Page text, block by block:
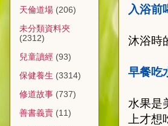
入浴前
沐浴時
早餐吃
水果是
上才
天倫道場 (206)
未分類資料夾
(2312)
兒童讀經 (93)
保健養生 (3314)
修道故事 (737)
善書義賣 (11)